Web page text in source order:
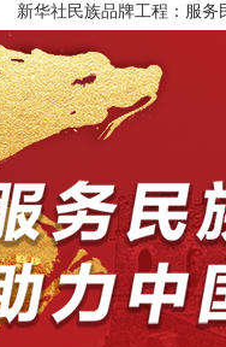
新华社民族品牌工程：服